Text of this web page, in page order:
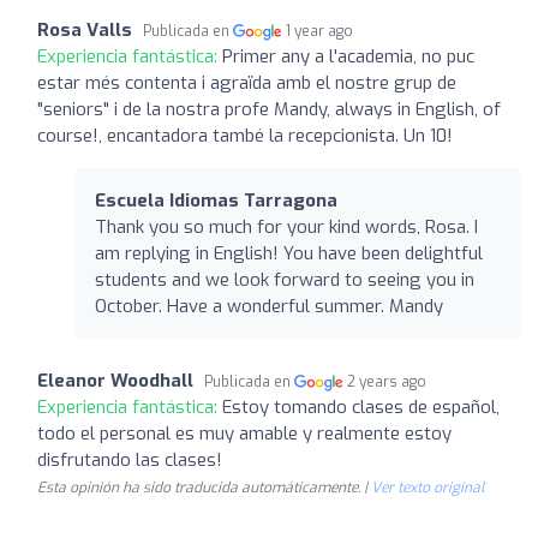
Rosa Valls Publicada en 1 year ago
Experiencia fantástica: Primer any a l'academia, no puc
estar més contenta i agraïda amb el nostre grup de
"seniors" i de la nostra profe Mandy, always in English, of
course!, encantadora també la recepcionista. Un 10!
Escuela Idiomas Tarragona
Thank you so much for your kind words, Rosa. I
am replying in English! You have been delightful
students and we look forward to seeing you in
October. Have a wonderful summer. Mandy
Eleanor Woodhall Publicada en 2 years ago
Experiencia fantástica: Estoy tomando clases de español,
todo el personal es muy amable y realmente estoy
disfrutando las clases!
Esta opinión ha sido traducida automáticamente. | Ver texto original